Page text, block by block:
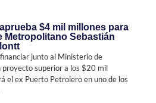
$4 mil millones para
Metropolitano Sebastián
junto al Ministerio de
superior a los $20 mil
el ex Puerto Petrolero en uno de los